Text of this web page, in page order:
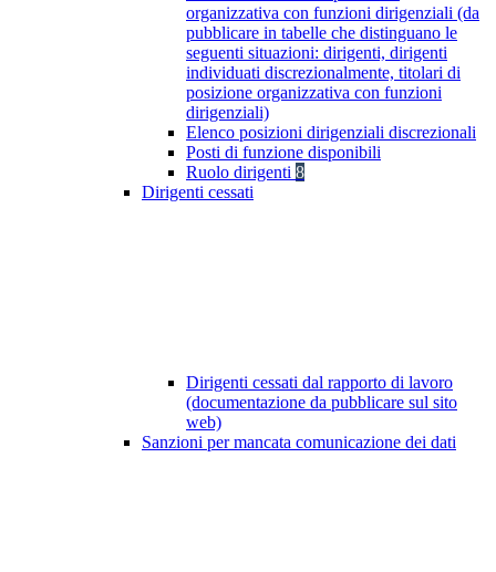
organizzativa con funzioni dirigenziali (da
pubblicare in tabelle che distinguano le
seguenti situazioni: dirigenti, dirigenti
individuati discrezionalmente, titolari di
posizione organizzativa con funzioni
dirigenziali)
Elenco posizioni dirigenziali discrezionali
Posti di funzione disponibili
Ruolo dirigenti 8
Dirigenti cessati
Dirigenti cessati dal rapporto di lavoro
(documentazione da pubblicare sul sito
web)
Sanzioni per mancata comunicazione dei dati